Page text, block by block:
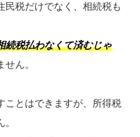
民税だけでなく、相続税も
続税払わなくて済むじゃ
せん。
ことはできますが、所得税